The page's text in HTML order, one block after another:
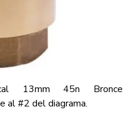
13mm 45n Bronce
al #2 del diagrama.